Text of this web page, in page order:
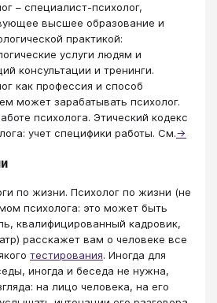
– специалист-психолог,
высшее образование и
практикой:
услуги людям и
консультации и тренинги.
как профессия и способ
может зарабатывать психолог.
психолога. Этический кодекс
учет специфики работы. См.→
по жизни. Психолог по жизни (не
психолога: это может быть
квалифицированный кадровик,
расскажет вам о человеке все
тестирования. Иногда для
иногда и беседа не нужна,
на лицо человека, на его